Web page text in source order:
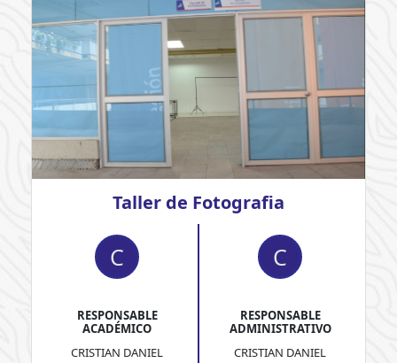
Taller de Fotografia
C
RESPONSABLE
ACADÉMICO
CRISTIAN DANIEL
C
RESPONSABLE
ADMINISTRATIVO
CRISTIAN DANIEL